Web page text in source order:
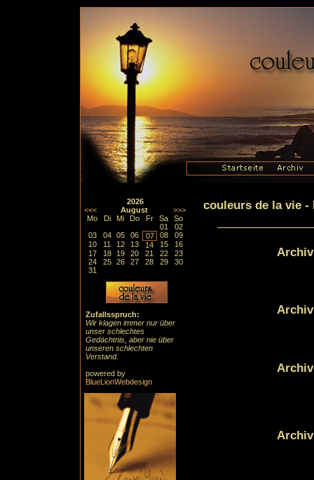
2026
<<<
August
>>>
Mo
Di Mi Do Fr Sa
So
01
02
03
04 05 06 07 08
09
10
11 12 13 14 15
16
17
18 19 20 21 22
23
24
25 26 27 28 29
30
31
Zufallsspruch:
Wir klagen immer nur über
unser schlechtes
Gedächtnis, aber nie über
unseren schlechten
Verstand.
powered by
BlueLionWebdesign
couleurs de la vie